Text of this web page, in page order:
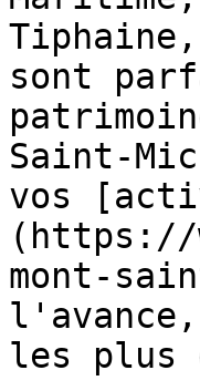
Tiphaine,
sont
Saint-
vos
(https://
mont-
les plus